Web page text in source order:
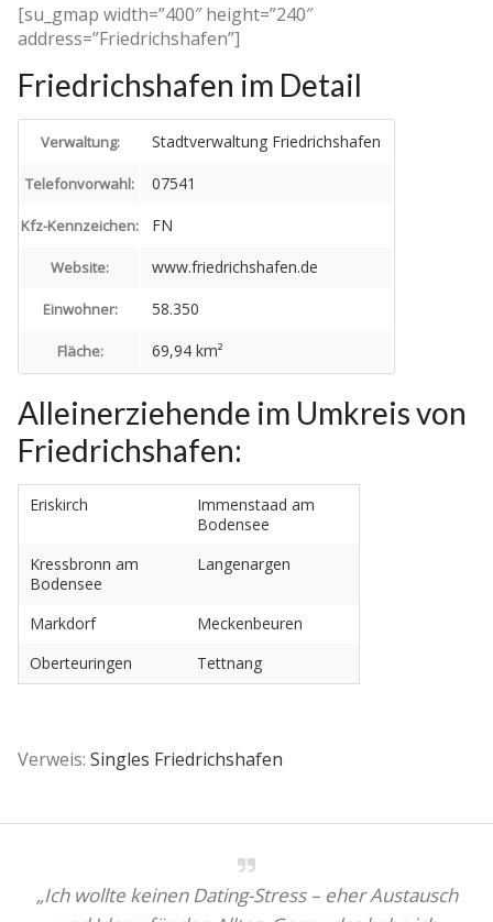
[su_gmap width=”400″ height=”240″
address=”Friedrichshafen”]
Friedrichshafen im Detail
Verwaltung: Stadtverwaltung Friedrichshafen
Telefonvorwahl: 07541
Kfz-Kennzeichen: FN
Website: www.friedrichshafen.de
Einwohner: 58.350
Fläche: 69,94 km²
Alleinerziehende im Umkreis von
Friedrichshafen:
Eriskirch
Immenstaad am
Bodensee
Kressbronn am
Bodensee
Langenargen
Markdorf
Meckenbeuren
Oberteuringen
Tettnang
Verweis: Singles Friedrichshafen
„Ich wollte keinen Dating-Stress – eher Austausch